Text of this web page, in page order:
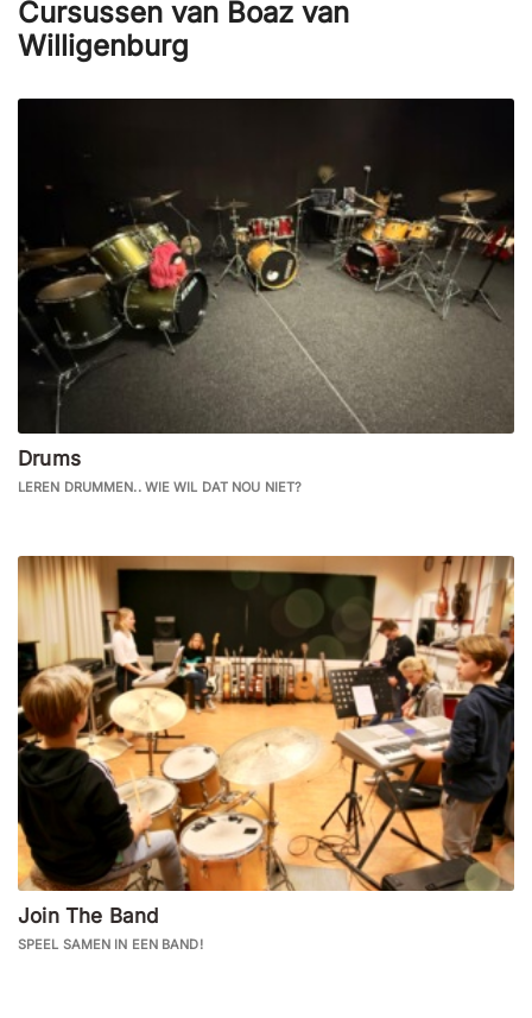
Cursussen van Boaz van
Willigenburg
Drums
LEREN DRUMMEN.. WIE WIL DAT NOU NIET?
Join The Band
SPEEL SAMEN IN EEN BAND!